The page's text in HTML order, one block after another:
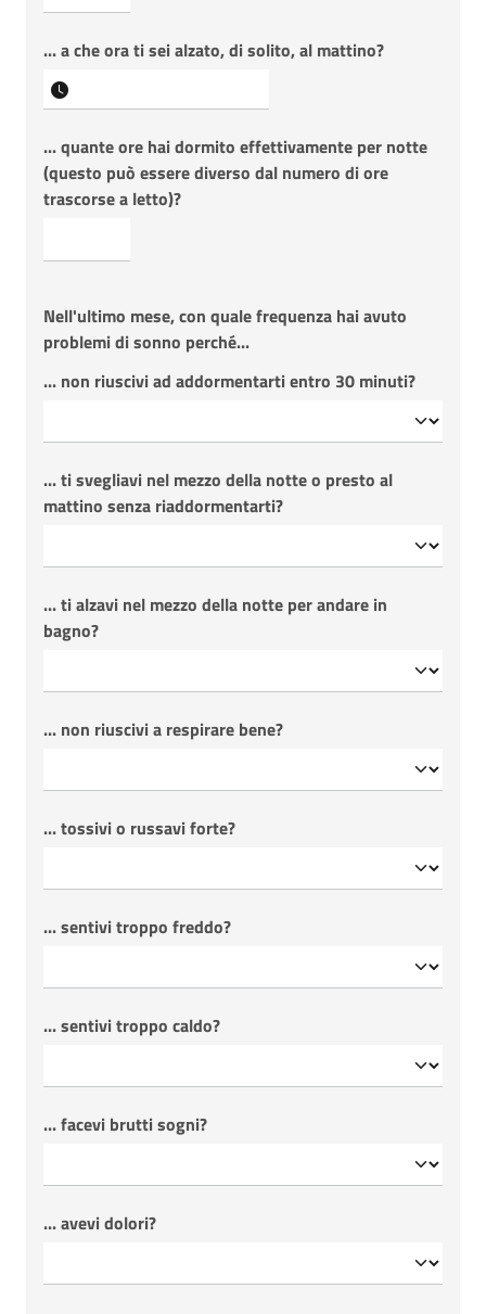
... a che ora ti sei alzato, di solito, al mattino?
... quante ore hai dormito effettivamente per notte
(questo può essere diverso dal numero di ore
trascorse a letto)?
Nell'ultimo mese, con quale frequenza hai avuto
problemi di sonno perché...
... non riuscivi ad addormentarti entro 30 minuti?
... ti svegliavi nel mezzo della notte o presto al
mattino senza riaddormentarti?
... ti alzavi nel mezzo della notte per andare in
bagno?
... non riuscivi a respirare bene?
... tossivi o russavi forte?
... sentivi troppo freddo?
... sentivi troppo caldo?
... facevi brutti sogni?
... avevi dolori?